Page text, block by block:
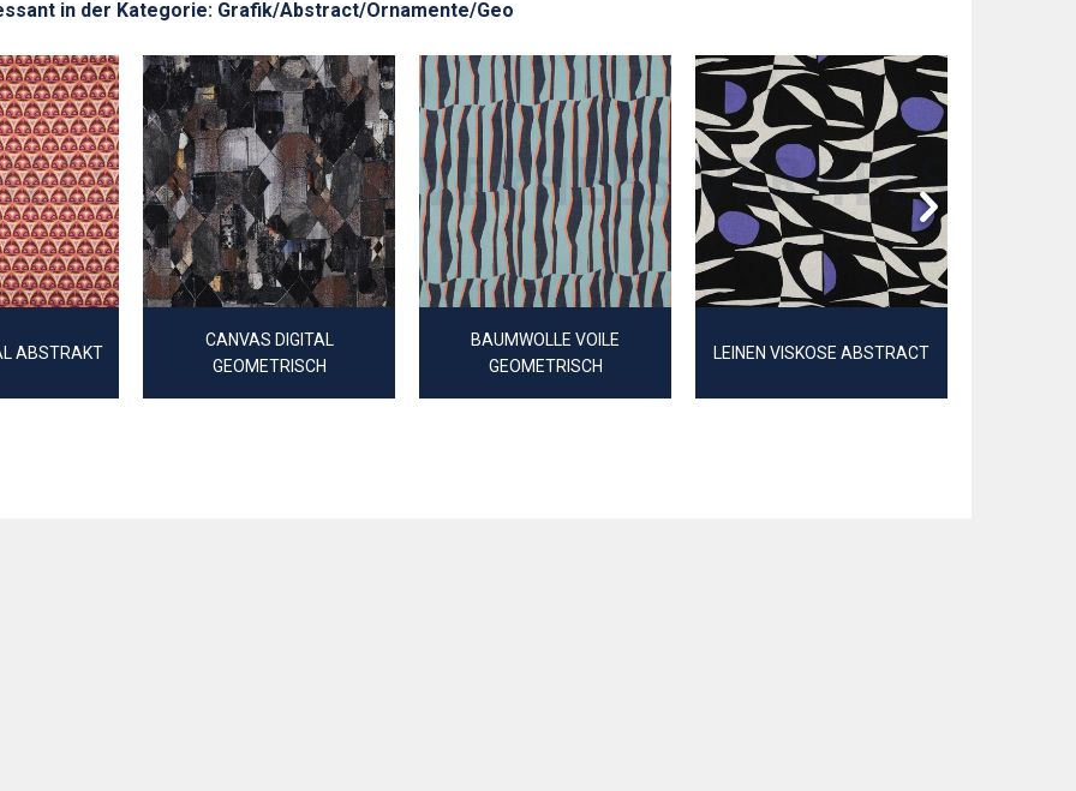
in der Kategorie: Grafik/Abstract/Ornamente/Geo
ABSTRAKT
CANVAS DIGITAL
GEOMETRISCH
BAUMWOLLE VOILE
GEOMETRISCH
LEINEN VISKOSE ABSTRACT